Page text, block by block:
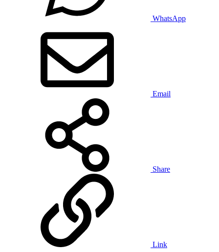
WhatsApp
Email
Share
Link